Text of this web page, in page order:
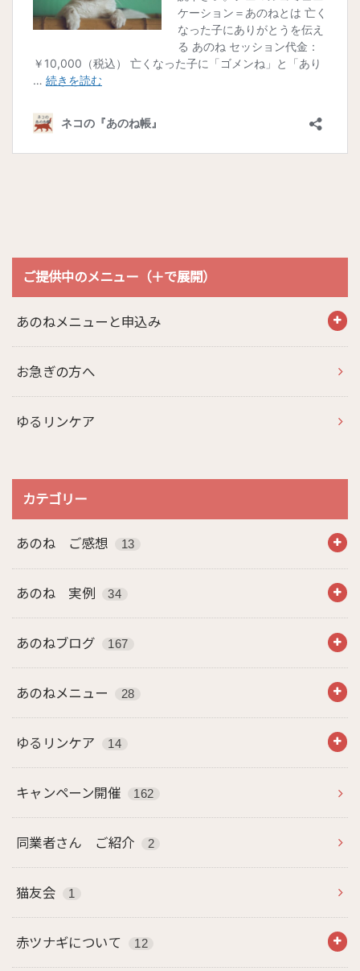
ご提供中のメニュー（＋で展開）
あのねメニューと申込み
お急ぎの方へ
ゆるリンケア
カテゴリー
あのね ご感想 13
あのね 実例 34
あのねブログ 167
あのねメニュー 28
ゆるリンケア 14
キャンペーン開催 162
同業者さん ご紹介 2
猫友会 1
赤ツナギについて 12